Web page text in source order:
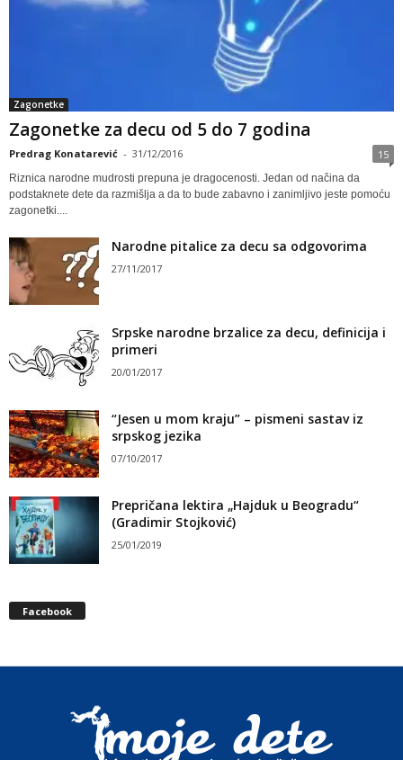
Zagonetke
Zagonetke za decu od 5 do 7 godina
Predrag Konatarević - 31/12/2016 15
Riznica narodne mudrosti prepuna je dragocenosti. Jedan od načina da
podstaknete dete da razmišlja a da to bude zabavno i zanimljivo jeste pomoću
zagonetki....
Narodne pitalice za decu sa odgovorima
27/11/2017
Srpske narodne brzalice za decu, definicija i
primeri
20/01/2017
“Jesen u mom kraju” – pismeni sastav iz
srpskog jezika
07/10/2017
Prepričana lektira „Hajduk u Beogradu“
(Gradimir Stojković)
25/01/2019
Facebook